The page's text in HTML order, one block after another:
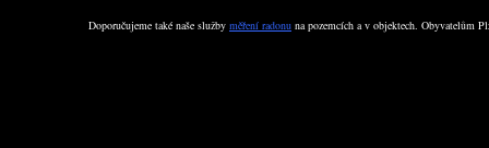
Doporučujeme také naše služby měření radonu na pozemcích a v objektech. Obyvatelům